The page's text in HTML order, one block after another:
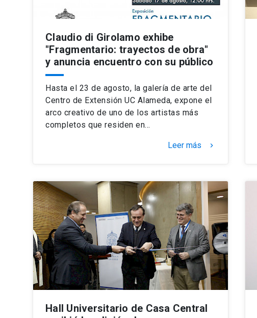
Claudio di Girolamo exhibe
"Fragmentario: trayectos de obra"
y anuncia encuentro con su público
Hasta el 23 de agosto, la galería de arte del
Centro de Extensión UC Alameda, expone el
arco creativo de uno de los artistas más
completos que residen en…
Leer más keyboard_arrow_right
Hall Universitario de Casa Central